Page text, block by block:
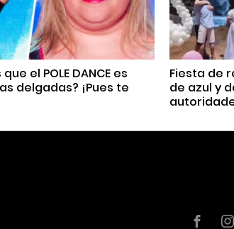
el POLE DANCE es
delgadas? ¡Pues te
Fiesta de
de azul y